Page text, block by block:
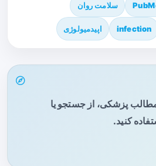
سلامت روان
infection اپیدمیولوژی
پزشکی، از جستجو یا
کنید.